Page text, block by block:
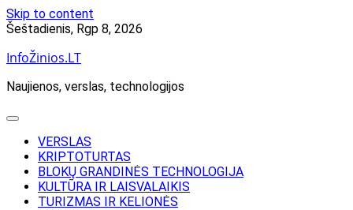
Skip to content
Šeštadienis, Rgp 8, 2026
InfoŽinios.LT
Naujienos, verslas, technologijos
VERSLAS
KRIPTOTURTAS
BLOKŲ GRANDINĖS TECHNOLOGIJA
KULTŪRA IR LAISVALAIKIS
TURIZMAS IR KELIONĖS